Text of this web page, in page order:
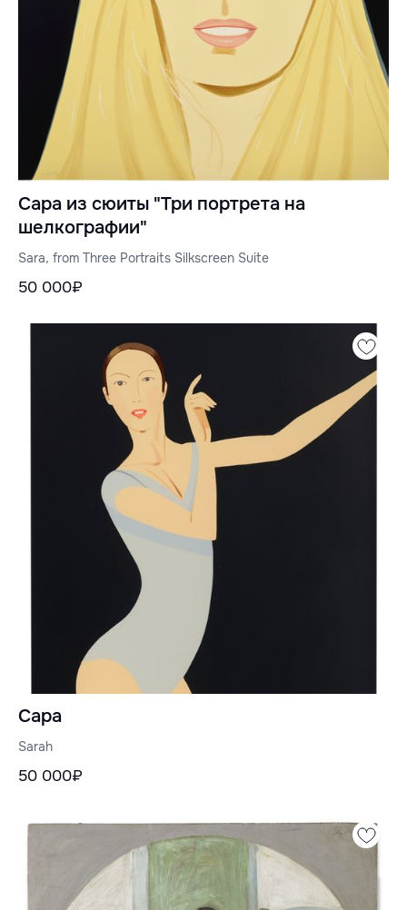
Сара из сюиты "Три портрета на
шелкографии"
Sara, from Three Portraits Silkscreen Suite
50 000₽
Сара
Sarah
50 000₽